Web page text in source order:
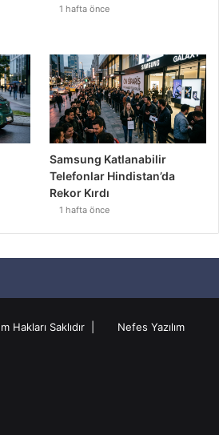
1 hafta önce
Samsung Katlanabilir
Telefonlar Hindistan’da
Rekor Kırdı
1 hafta önce
Hakları Saklıdır | Nefes Yazılım